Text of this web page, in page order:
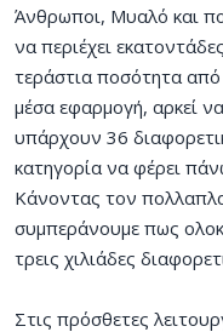
Άνθρωποι, Μυαλό και
να περιέχει
τεράστια ποσότητα από
μέσα εφαρμογή, αρκεί
υπάρχουν 36
κατηγορία να φέρει
Kάνοντας τον
συμπεράνουμε πως
τρεις χιλιάδες
Στις πρόσθετες